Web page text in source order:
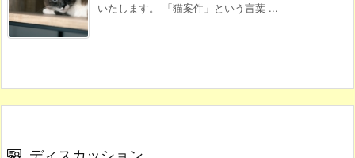
いたします。 「猫案件」という言葉 ...